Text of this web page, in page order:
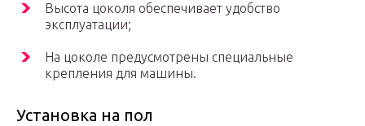
Высота цоколя обеспечивает удобство
эксплуатации;
На цоколе предусмотрены специальные
крепления для машины.
Установка на пол